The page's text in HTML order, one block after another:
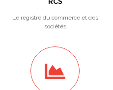
Le registre du commerce et des
sociétés